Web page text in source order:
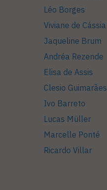
Léo Borges
Viviane de Cássia
Jaqueline Brum
Andréa Rezende
Elisa de Assis
Clesio Guimarães
Ivo Barreto
Lucas Müller
Marcelle Ponté
Ricardo Villar